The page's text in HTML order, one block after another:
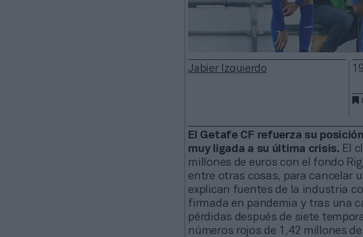
Jabier Izquierdo
El Getafe CF refuerza su
muy ligada a su última crisis. El
millones de euros con el fondo
entre otras cosas, para cancelar
explican fuentes de la industria
firmada en pandemia y tras una
pérdidas después de siete
números rojos de 1,42 millones de